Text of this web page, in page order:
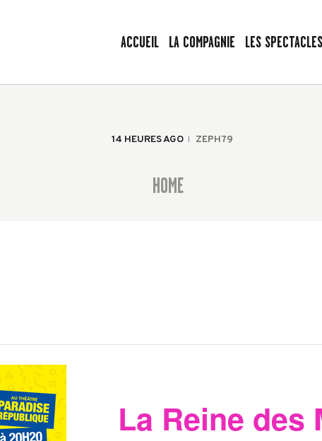
ACCUEIL LA COMPAGNIE LES SPECTACLES
14 HEURES AGO ZEPH79
HOME
LES VOYAGEURS SANS BAGAGE
Le spectacle peut commencer !
LA COMPAGNIE
LES SPECTACLES
La Reine des